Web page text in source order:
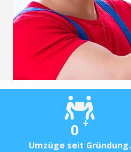
0 +
Umzüge seit Gründung.